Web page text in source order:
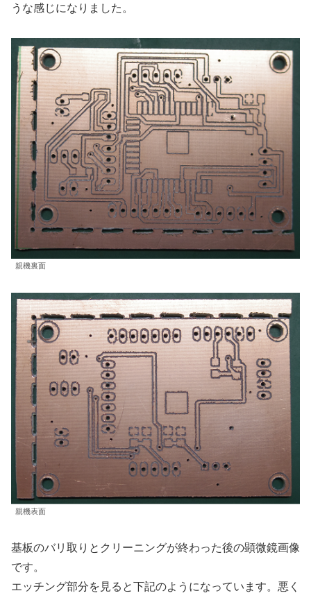
うな感じになりました。
親機裏面
親機表面
基板のバリ取りとクリーニングが終わった後の顕微鏡画像
です。
エッチング部分を見ると下記のようになっています。悪く